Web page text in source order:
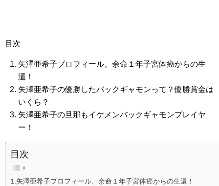
目次
矢澤亜希子プロフィール、余命１年子宮体癌からの生
還！
矢澤亜希子の優勝したバックギャモンって？優勝賞金は
いくら？
矢澤亜希子の旦那もイケメンバックギャモンプレイヤ
ー！
目次
1.矢澤亜希子プロフィール、余命１年子宮体癌からの生還！